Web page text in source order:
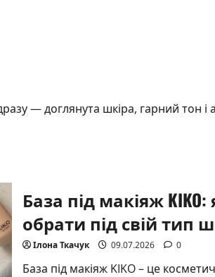
— доглянута шкіра, гарний тон і
База під макіяж
обрати під свій тип
Ілона Ткачук 09.07.2026 0
База під макіяж KIKO – це